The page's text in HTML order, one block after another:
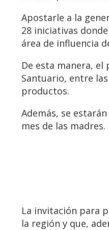
Apostarle a la
28 iniciativas
área de influencia
De esta manera, el
Santuario, entre
productos.
Además, se
mes de las
La invitación para
la región y que,